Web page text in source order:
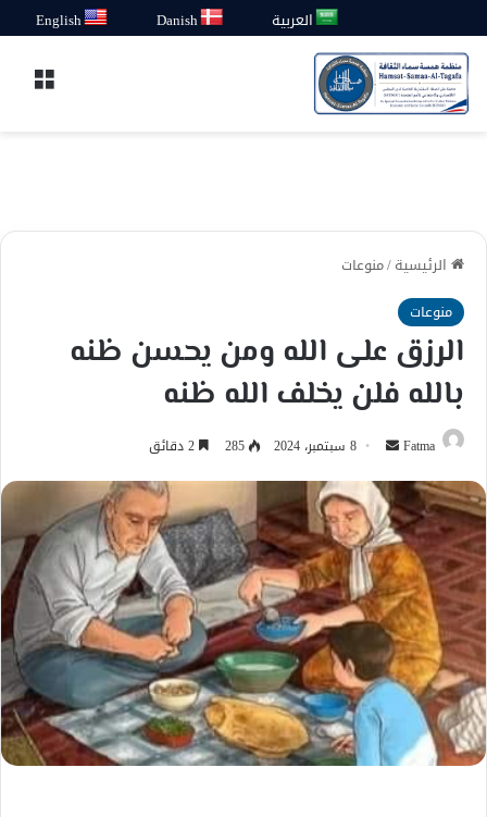
العربية Danish
English
الرئيسية/منوعات
منوعات
الرزق على الله ومن يحسن ظنه
بالله فلن يخلف الله ظنه
Fatma
أرسل
إلكترونيا
8 سبتمبر، 2024 285